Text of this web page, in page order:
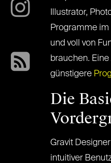
Illustrator,
Programme
und voll von
brauchen.
günstigere
Die
Gravit
intuitiver